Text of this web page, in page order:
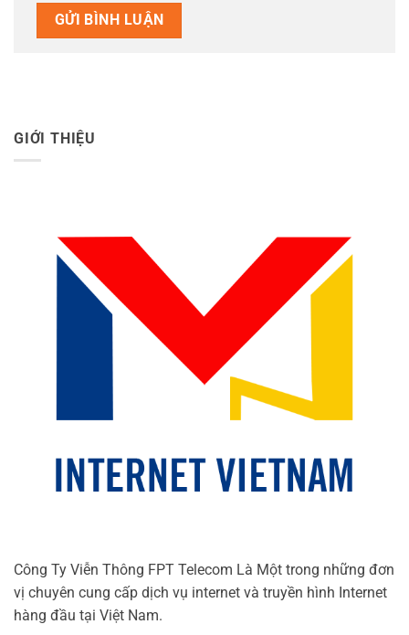
GIỚI THIỆU
Công Ty Viễn Thông FPT Telecom Là Một trong những đơn
vị chuyên cung cấp dịch vụ internet và truyền hình Internet
hàng đầu tại Việt Nam.